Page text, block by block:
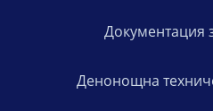
Документация
Денонощна